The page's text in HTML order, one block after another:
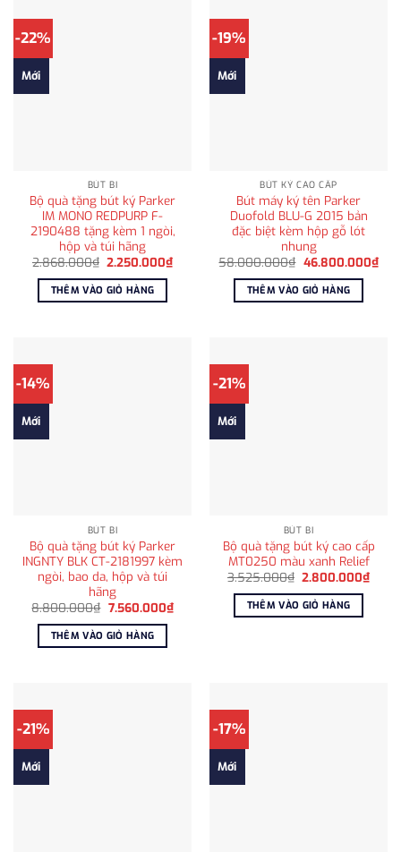
-22%
Mới
BÚT BI
Bộ quà tặng bút ký Parker
IM MONO REDPURP F-
2190488 tặng kèm 1 ngòi,
hộp và túi hãng
2.868.000₫ Giá
là:
2.868.000₫.
2.250.000₫Giá
hiện
2.250.000₫.
THÊM VÀO GIỎ HÀNG
-19%
Mới
BÚT KÝ CAO CẤP
Bút máy ký tên Parker
Duofold BLU-G 2015 bản
đặc biệt kèm hộp gỗ lót
nhung
58.000.000₫ Giá
là:
58.000.000₫.
46.800.000₫Giá
hiện
THÊM VÀO GIỎ HÀNG
-14%
Mới
BÚT BI
Bộ quà tặng bút ký Parker
INGNTY BLK CT-2181997 kèm
ngòi, bao da, hộp và túi
hãng
8.800.000₫ Giá
là:
8.800.000₫.
7.560.000₫Giá
hiện
THÊM VÀO GIỎ HÀNG
-21%
Mới
BÚT BI
Bộ quà tặng bút ký cao cấp
MT0250 màu xanh Relief
3.525.000₫ Giá
là:
3.525.000₫.
2.800.000₫Giá
hiện
THÊM VÀO GIỎ HÀNG
-21%
Mới
-17%
Mới